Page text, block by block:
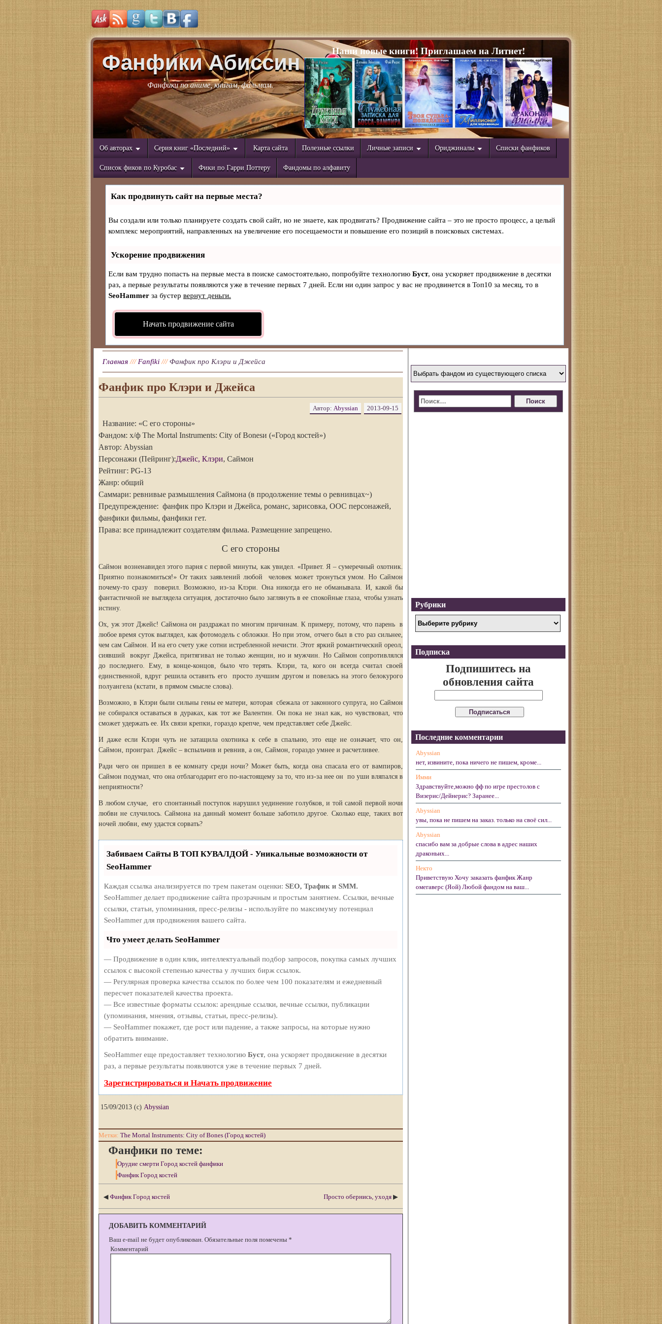
Фанфики Абиссин
Фанфики по аниме, книгам, фильмам.
Наши новые книги! Приглашаем на Литнет!
Об авторах Серия книг «Последний» Карта сайта Полезные ссылки Личные записи Ориджиналы Списки фанфиков
Список фиков по Куробас Фики по Гарри Поттеру Фандомы по алфавиту
Как продвинуть сайт на первые места?
Вы создали или только планируете создать свой сайт, но не знаете, как продвигать? Продвижение сайта – это не просто процесс, а целый
комплекс мероприятий, направленных на увеличение его посещаемости и повышение его позиций в поисковых системах.
Ускорение продвижения
Если вам трудно попасть на первые места в поиске самостоятельно, попробуйте технологию Буст, она ускоряет продвижение в десятки
раз, а первые результаты появляются уже в течение первых 7 дней. Если ни один запрос у вас не продвинется в Топ10 за месяц, то в
SeoHammer за бустер вернут деньги.
Начать продвижение сайта
Главная /// Fanfiki /// Фанфик про Клэри и Джейса
Фанфик про Клэри и Джейса
2013-09-15
Автор: Abyssian
Название: «С его стороны»
Фандом: х/ф The Mortal Instruments: City of Bonesи («Город костей»)
Автор: Abyssian
Персонажи (Пейринг):Джейс, Клэри, Саймон
Рейтинг: PG-13
Жанр: общий
Саммари: ревнивые размышления Саймона (в продолжение темы о ревнивцах~)
Предупреждение: фанфик про Клэри и Джейса, романс, зарисовка, ООС персонажей,
фанфики фильмы, фанфики гет.
Права: все принадлежит создателям фильма. Размещение запрещено.
С его стороны
Саймон возненавидел этого парня с первой минуты, как увидел. «Привет. Я – сумеречный охотник.
Приятно познакомиться!» От таких заявлений любой человек может тронуться умом. Но Саймон
почему-то сразу поверил. Возможно, из-за Клэри. Она никогда его не обманывала. И, какой бы
фантастичной не выглядела ситуация, достаточно было заглянуть в ее спокойные глаза, чтобы узнать
истину.
Ох, уж этот Джейс! Саймона он раздражал по многим причинам. К примеру, потому, что парень в
любое время суток выглядел, как фотомодель с обложки. Но при этом, отчего был в сто раз сильнее,
чем сам Саймон. И на его счету уже сотни истребленной нечисти. Этот яркий романтический ореол,
сиявший вокруг Джейса, притягивал не только женщин, но и мужчин. Но Саймон сопротивлялся
до последнего. Ему, в конце-концов, было что терять. Клэри, та, кого он всегда считал своей
единственной, вдруг решила оставить его просто лучшим другом и повелась на этого белокурого
полуангела (кстати, в прямом смысле слова).
Возможно, в Клэри были сильны гены ее матери, которая сбежала от законного супруга, но Саймон
не собирался оставаться в дураках, как тот же Валентин. Он пока не знал как, но чувствовал, что
сможет удержать ее. Их связи крепки, гораздо крепче, чем представляет себе Джейс.
И даже если Клэри чуть не затащила охотника к себе в спальню, это еще не означает, что он,
Саймон, проиграл. Джейс – вспыльчив и ревнив, а он, Саймон, гораздо умнее и расчетливее.
Ради чего он пришел в ее комнату среди ночи? Может быть, когда она спасала его от вампиров,
Саймон подумал, что она отблагодарит его по-настоящему за то, что из-за нее он по уши вляпался в
неприятности?
В любом случае, его спонтанный поступок нарушил уединение голубков, и той самой первой ночи
любви не случилось. Саймона на данный момент больше заботило другое. Сколько еще, таких вот
ночей любви, ему удастся сорвать?
Забиваем Сайты В ТОП КУВАЛДОЙ - Уникальные возможности от
SeoHammer
Каждая ссылка анализируется по трем пакетам оценки: SEO, Трафик и SMM.
SeoHammer делает продвижение сайта прозрачным и простым занятием. Ссылки, вечные
ссылки, статьи, упоминания, пресс-релизы - используйте по максимуму потенциал
SeoHammer для продвижения вашего сайта.
Что умеет делать SeoHammer
— Продвижение в один клик, интеллектуальный подбор запросов, покупка самых лучших
ссылок с высокой степенью качества у лучших бирж ссылок.
— Регулярная проверка качества ссылок по более чем 100 показателям и ежедневный
пересчет показателей качества проекта.
— Все известные форматы ссылок: арендные ссылки, вечные ссылки, публикации
(упоминания, мнения, отзывы, статьи, пресс-релизы).
— SeoHammer покажет, где рост или падение, а также запросы, на которые нужно
обратить внимание.
SeoHammer еще предоставляет технологию Буст, она ускоряет продвижение в десятки
раз, а первые результаты появляются уже в течение первых 7 дней.
Зарегистрироваться и Начать продвижение
15/09/2013 (с) Abyssian
Метки: The Mortal Instruments: City of Bones (Город костей)
Фанфики по теме:
Орудие смерти Город костей фанфики
Фанфик Город костей
◀ Фанфик Город костей Просто обернись, уходя ▶
ДОБАВИТЬ КОММЕНТАРИЙ
Ваш e-mail не будет опубликован. Обязательные поля помечены *
Комментарий
Рубрики
Подписка
Подпишитесь на
обновления сайта
Последние комментарии
Abyssian
нет, извините, пока ничего не пишем, кроме...
Имми
Здравствуйте,можно фф по игре престолов с
Визерис/Дейнерис? Заранее...
Abyssian
увы, пока не пишем на заказ. только на своё сил...
Abyssian
спасибо вам за добрые слова в адрес наших
драконьих...
Некто
Приветствую Хочу заказать фанфик Жанр
омегаверс (Яой) Любой фандом на ваш...